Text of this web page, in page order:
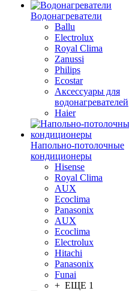
Водонагреватели
Ballu
Electrolux
Royal Clima
Zanussi
Philips
Ecostar
Аксессуары для
водонагревателей
Haier
Напольно-потолочные
кондиционеры
Hisense
Royal Clima
AUX
Ecoclima
Panasonix
AUX
Ecoclima
Electrolux
Hitachi
Panasonix
Funai
+ ЕЩЕ 1